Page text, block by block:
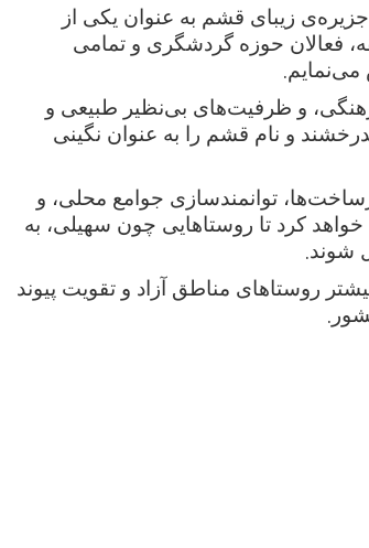
زیبای قشم به عنوان یکی از
فعالان حوزه گردشگری و تمامی
می‌نمایم.
و ظرفیت‌های بی‌نظیر طبیعی و
و نام قشم را به عنوان نگینی
توانمندسازی جوامع محلی، و
کرد تا روستاهایی چون سهیلی، به
شوند.
روستاهای مناطق آزاد و تقویت پیوند
.